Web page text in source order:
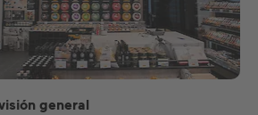
general